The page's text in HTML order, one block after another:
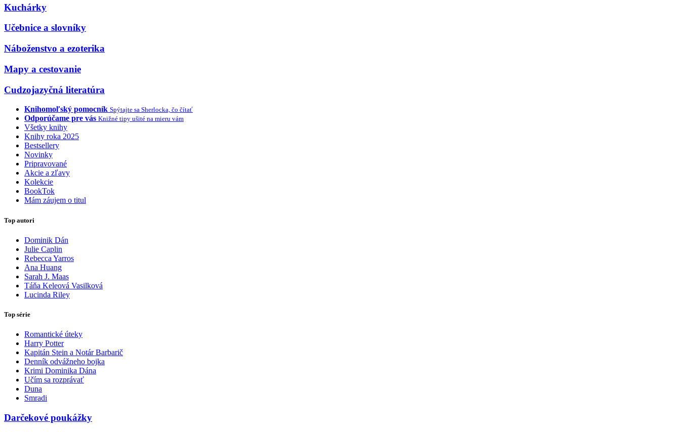
Kuchárky
Učebnice a slovníky
Náboženstvo a ezoterika
Mapy a cestovanie
Cudzojazyčná literatúra
Knihomoľský pomocník Spýtajte sa Sherlocka, čo čítať
Odporúčame pre vás Knižné tipy ušité na mieru vám
Všetky knihy
Knihy roka 2025
Bestsellery
Novinky
Pripravované
Akcie a zľavy
Kolekcie
BookTok
Mám záujem o titul
Top autori
Dominik Dán
Julie Caplin
Rebecca Yarros
Ana Huang
Sarah J. Maas
Táňa Keleová Vasilková
Lucinda Riley
Top série
Romantické úteky
Harry Potter
Kapitán Stein a Notár Barbarič
Denník odvážneho bojka
Krimi Dominika Dána
Učím sa rozprávať
Duna
Smradi
Darčekové poukážky